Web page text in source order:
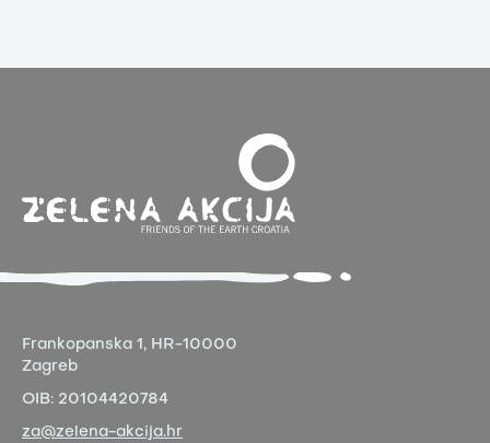
Frankopanska 1, HR-10000
Zagreb
OIB: 20104420784
za@zelena-akcija.hr